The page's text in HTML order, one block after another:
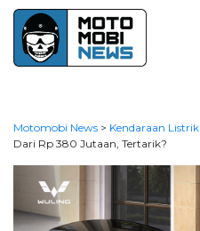
Motomobi News > Kendaraan Listrik
Dari Rp 380 Jutaan, Tertarik?